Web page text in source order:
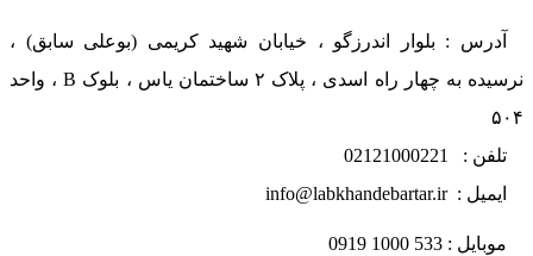
آدرس : بلوار اندرزگو ، خیابان شهید کریمی (بوعلی سابق) ،
نرسیده به چهار راه اسدی ، پلاک ۲ ساختمان یاس ، بلوک B ، واحد
۵۰۴
تلفن : 02121000221
ایمیل : info@labkhandebartar.ir
موبایل : 533 1000 0919